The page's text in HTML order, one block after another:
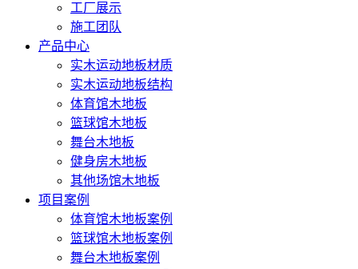
工厂展示
施工团队
产品中心
实木运动地板材质
实木运动地板结构
体育馆木地板
篮球馆木地板
舞台木地板
健身房木地板
其他场馆木地板
项目案例
体育馆木地板案例
篮球馆木地板案例
舞台木地板案例